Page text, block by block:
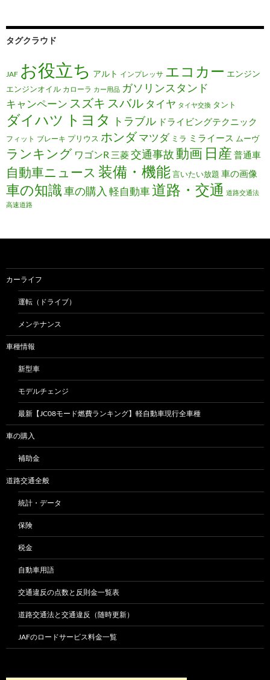
タグクラウド
JAF お役立ち アルト インプレッサ エコカー エンジン
エンジンオイル カローラ カー用品 ガソリンスタンド
キャンペーン スズキ スバル タイヤ タイヤ交換 タント
ダイハツ トヨタ トラブル ドライビングテクニック
フィット ブレーキ プリウス ホンダマツダ ミラ ミライース ムーヴ
ランキング ワゴンR 三菱交通事故動画 日産 普通車
自動車ニュース 装備・機能言いたい放題 車の画像
車の知識車の購入 軽自動車道路・交通 道路交通法
高速道路
カーライフ
運転（ドライブ）
メンテナンス
車種情報
新型車
モデルチェンジ
最新【JC08モード燃費ランキング】軽自動車現行全車種
車の購入
補助金
道路交通全般
統計・データ
保険
税金
自動車用語
交通違反の点数と反則金一覧表
道路交通法と交通違反（随時更新）
JAFのロードサービス料金一覧